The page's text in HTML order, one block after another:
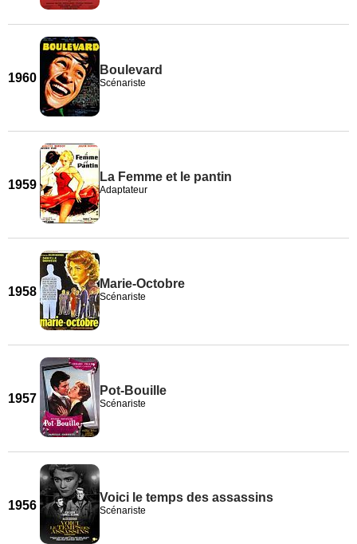
1960
Boulevard
Scénariste
1959
La Femme et le pantin
Adaptateur
1958
Marie-Octobre
Scénariste
1957
Pot-Bouille
Scénariste
1956
Voici le temps des assassins
Scénariste